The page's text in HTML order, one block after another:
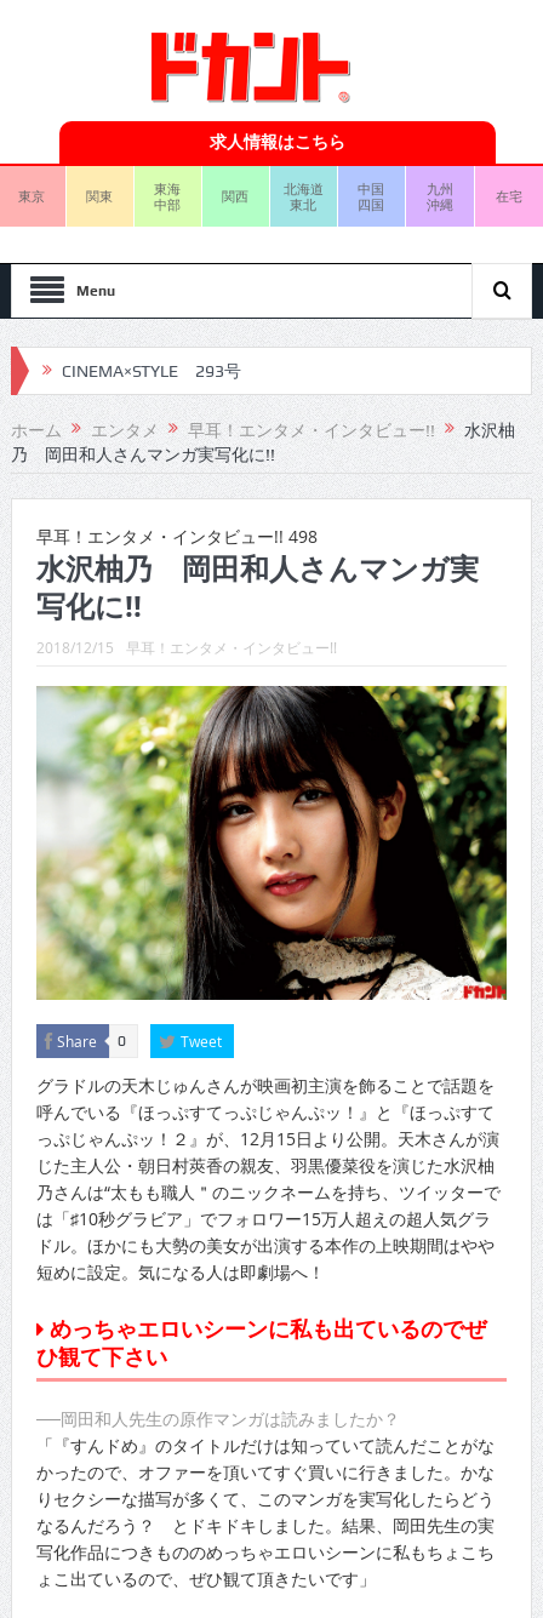
求人情報はこちら
東京 関東
東海
中部
関西
北海道
東北
中国
四国
九州
沖縄
在宅
Menu
CINEMA×STYLE 293号
CINEMA×STYLE 292号
CINEMA×STYLE 291号
CINEMA×STYLE 289号
CINEMA×STYLE 288号
CINEMA×STYLE 287号
CINEMA×STYLE 286号
CINEMA×STYLE 285号
CINEMA×STYLE 294号
ホーム エンタメ 早耳！エンタメ・インタビュー!!
水沢柚
乃 岡田和人さんマンガ実写化に!!
早耳！エンタメ・インタビュー!! 498
水沢柚乃 岡田和人さんマンガ実
写化に!!
2018/12/15 早耳！エンタメ・インタビュー!!
Share 0 Tweet
グラドルの天木じゅんさんが映画初主演を飾ることで話題を
呼んでいる『ほっぷすてっぷじゃんぷッ！』と『ほっぷすて
っぷじゃんぷッ！２』が、12月15日より公開。天木さんが演
じた主人公・朝日村莢香の親友、羽黒優菜役を演じた水沢柚
乃さんは“太もも職人＂のニックネームを持ち、ツイッターで
は「♯10秒グラビア」でフォロワー15万人超えの超人気グラ
ドル。ほかにも大勢の美女が出演する本作の上映期間はやや
短めに設定。気になる人は即劇場へ！
めっちゃエロいシーンに私も出ているのでぜ
ひ観て下さい
──岡田和人先生の原作マンガは読みましたか？
「『すんドめ』のタイトルだけは知っていて読んだことがな
かったので、オファーを頂いてすぐ買いに行きました。かな
りセクシーな描写が多くて、このマンガを実写化したらどう
なるんだろう？ とドキドキしました。結果、岡田先生の実
写化作品につきもののめっちゃエロいシーンに私もちょこち
ょこ出ているので、ぜひ観て頂きたいです」